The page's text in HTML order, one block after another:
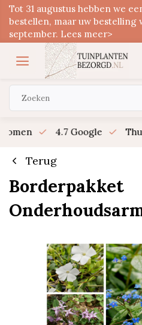
Tot 31 augustus hebben we
bestellen, maar uw bestelling
september. Lees meer>
4.7 Google
Terug
Borderpakket